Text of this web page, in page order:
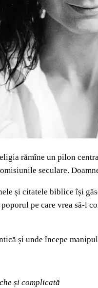
rămîne un pilon
seculare.
și citatele biblice își
pe care vrea să-l
și unde începe
și complicată